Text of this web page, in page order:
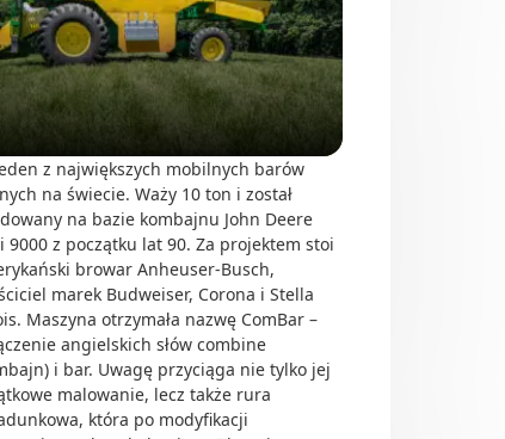
z największych mobilnych barów
na świecie. Waży 10 ton i został
na bazie kombajnu John Deere
9000 z początku lat 90. Za projektem stoi
browar Anheuser-Busch,
marek Budweiser, Corona i Stella
Maszyna otrzymała nazwę ComBar –
angielskich słów combine
i bar. Uwagę przyciąga nie tylko jej
malowanie, lecz także rura
która po modyfikacji